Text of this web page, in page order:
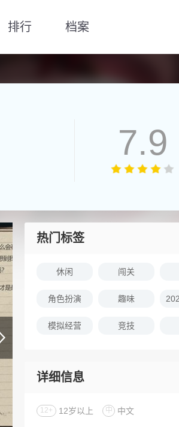
排行 档案
7.9
热门标签
休闲 闯关
角色扮演 趣味
模拟经营 竞技
详细信息
12+ 12岁以上 中 中文